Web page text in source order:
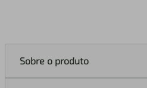
Sobre o produto